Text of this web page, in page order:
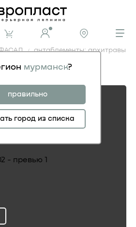
мурманск?
правильно
город из списка
антаблементы: архитравы
4.04.202